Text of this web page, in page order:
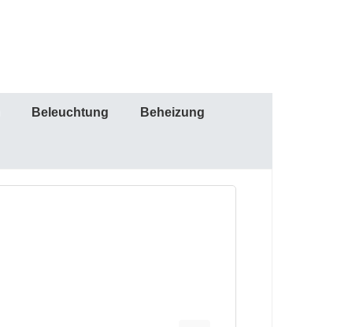
Beleuchtung Beheizung